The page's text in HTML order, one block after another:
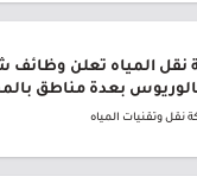
نقل المياه تعلن وظائف
بعدة مناطق
نقل وتقنيات المياه